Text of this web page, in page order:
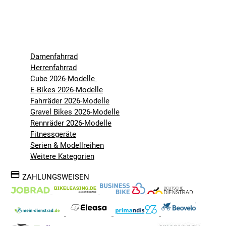
Damenfahrrad
Herrenfahrrad
Cube 2026-Modelle
E-Bikes 2026-Modelle
Fahrräder 2026-Modelle
Gravel Bikes 2026-Modelle
Rennräder 2026-Modelle
Fitnessgeräte
Serien & Modellreihen
Weitere Kategorien
ZAHLUNGSWEISEN